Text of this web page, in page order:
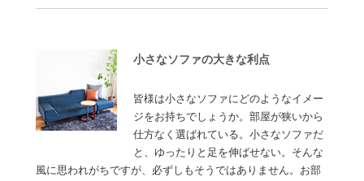
小さなソファの大きな利点
皆様は小さなソファにどのようなイメー
ジをお持ちでしょうか。部屋が狭いから
仕方なく選ばれている。小さなソファだ
と、ゆったりと足を伸ばせない。そんな
風に思われがちですが、必ずしもそうではありません。お部